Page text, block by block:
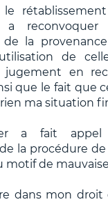
a
de la
de
en
que le fait que
ma situation
a fait appel
la procédure
motif de
dans mon droit